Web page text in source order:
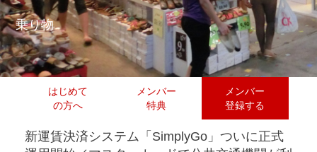
乗り物
はじめて
の方へ
メンバー
特典
メンバー
登録する
新運賃決済システム「SimplyGo」ついに正式